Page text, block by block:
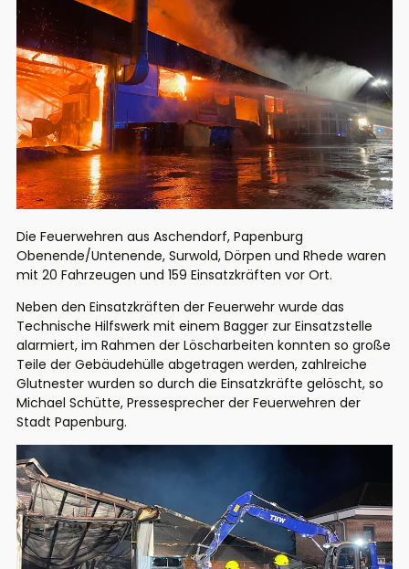
Die Feuerwehren aus Aschendorf, Papenburg
Obenende/Untenende, Surwold, Dörpen und Rhede waren
mit 20 Fahrzeugen und 159 Einsatzkräften vor Ort.
Neben den Einsatzkräften der Feuerwehr wurde das
Technische Hilfswerk mit einem Bagger zur Einsatzstelle
alarmiert, im Rahmen der Löscharbeiten konnten so große
Teile der Gebäudehülle abgetragen werden, zahlreiche
Glutnester wurden so durch die Einsatzkräfte gelöscht, so
Michael Schütte, Pressesprecher der Feuerwehren der
Stadt Papenburg.